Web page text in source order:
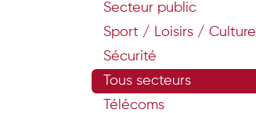
Secteur public
Sport / Loisirs / Culture
Sécurité
Tous secteurs
Télécoms